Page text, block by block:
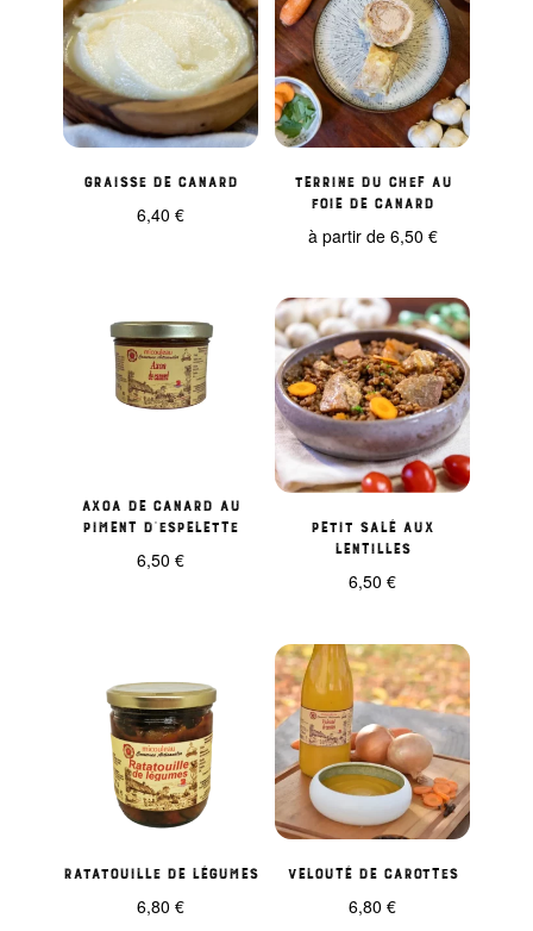
Graisse de canard
6,40 €
Terrine du Chef au
Foie de Canard
à partir de 6,50 €
Axoa de canard au
piment d’espelette
6,50 €
Petit salé aux
lentilles
6,50€
Ratatouille de légumes
6,80 €
Velouté de carottes
6,80€